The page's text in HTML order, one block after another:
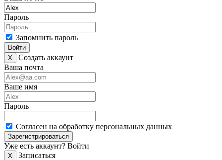
Пароль
Запомнить пароль
Войти
X
Создать аккаунт
Ваша почта
Ваше имя
Пароль
Согласен на обработку персональных данных
Зарегистрироваться
Уже есть аккаунт? Войти
X
Записаться